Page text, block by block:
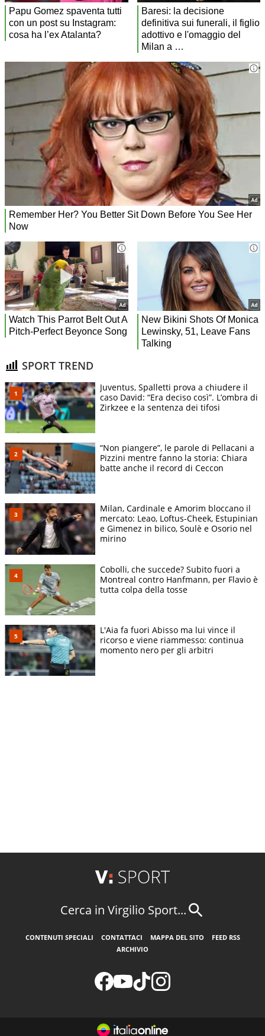
SPORT TREND
Juventus, Spalletti prova a chiudere il
caso David: “Era deciso così”. L’ombra di
Zirkzee e la sentenza dei tifosi
“Non piangere”, le parole di Pellacani a
Pizzini mentre fanno la storia: Chiara
batte anche il record di Ceccon
Milan, Cardinale e Amorim bloccano il
mercato: Leao, Loftus-Cheek, Estupinian
e Gimenez in bilico, Soulè e Osorio nel
mirino
Cobolli, che succede? Subito fuori a
Montreal contro Hanfmann, per Flavio è
tutta colpa della tosse
L'Aia fa fuori Abisso ma lui vince il
ricorso e viene riammesso: continua
momento nero per gli arbitri
Cerca in Virgilio Sport...
CONTENUTI SPECIALI CONTATTACI MAPPA DEL SITO
FEED RSS
ARCHIVIO